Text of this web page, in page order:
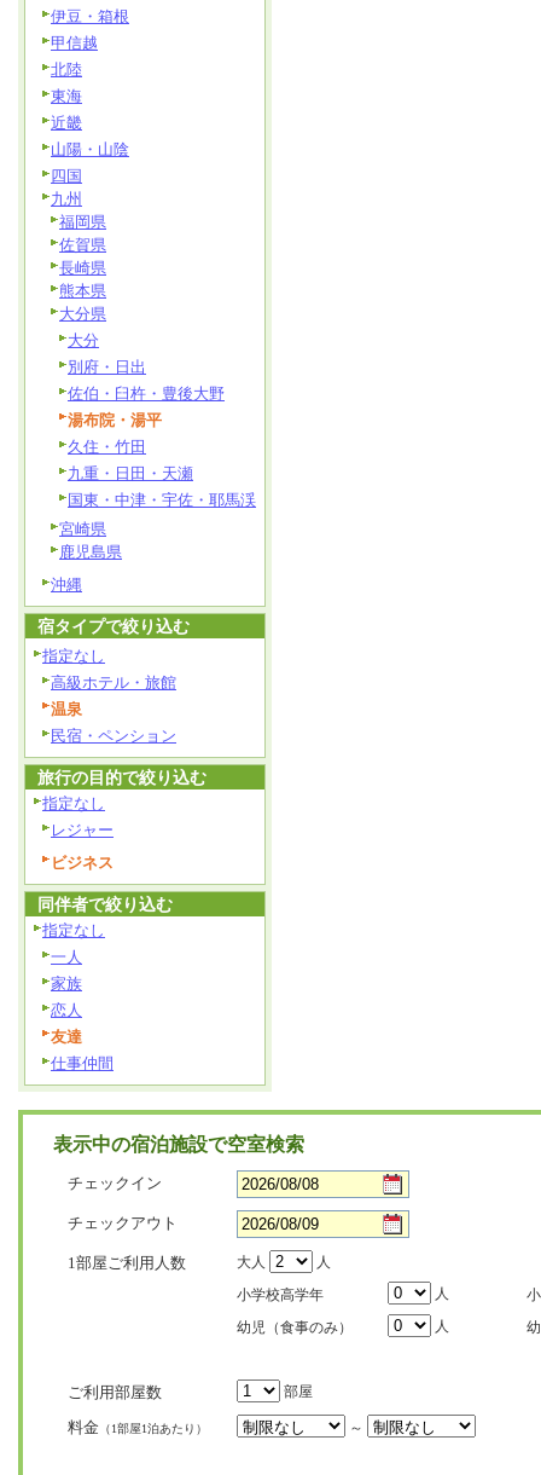
伊豆・箱根
甲信越
北陸
東海
近畿
山陽・山陰
四国
九州
福岡県
佐賀県
長崎県
熊本県
大分県
大分
別府・日出
佐伯・臼杵・豊後大野
湯布院・湯平
久住・竹田
九重・日田・天瀬
国東・中津・宇佐・耶馬渓
宮崎県
鹿児島県
沖縄
宿タイプで絞り込む
指定なし
高級ホテル・旅館
温泉
民宿・ペンション
旅行の目的で絞り込む
指定なし
レジャー
ビジネス
同伴者で絞り込む
指定なし
一人
家族
恋人
友達
仕事仲間
表示中の宿泊施設で空室検索
チェックイン
チェックアウト
1部屋ご利用人数 大人
人
小学校高学年
人
幼児（食事のみ）
人
ご利用部屋数 部屋
料金 （1部屋1泊あたり） ～